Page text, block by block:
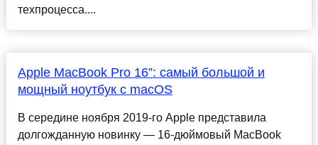
техпроцесса....
Apple MacBook Pro 16”: самый большой и
мощный ноутбук с macOS
В середине ноября 2019-го Apple представила
долгожданную новинку — 16-дюймовый MacBook